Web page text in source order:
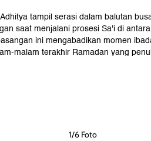
tampil serasi dalam balutan
saat menjalani prosesi Sa'i di
ini mengabadikan momen
malam terakhir Ramadan yang
1/6 Foto